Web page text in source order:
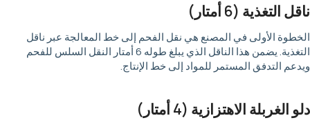
ناقل التغذية (6 أمتار)
الخطوة الأولى في المصنع هي نقل الفحم إلى خط المعالجة عبر ناقل
التغذية. يضمن هذا الناقل الذي يبلغ طوله 6 أمتار النقل السلس للفحم
ويدعم التدفق المستمر للمواد إلى خط الإنتاج.
دلو الغربلة الاهتزازية (4 أمتار)